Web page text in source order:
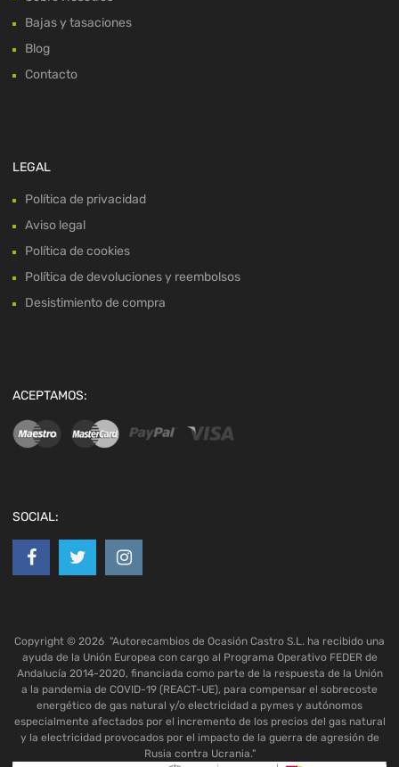
Bajas y tasaciones
Blog
Contacto
LEGAL
Política de privacidad
Aviso legal
Política de cookies
Política de devoluciones y reembolsos
Desistimiento de compra
ACEPTAMOS:
SOCIAL:
Copyright © 2026 "Autorecambios de Ocasión Castro S.L. ha recibido una
ayuda de la Unión Europea con cargo al Programa Operativo FEDER de
Andalucía 2014-2020, financiada como parte de la respuesta de la Unión
a la pandemia de COVID-19 (REACT-UE), para compensar el sobrecoste
energético de gas natural y/o electricidad a pymes y autónomos
especialmente afectados por el incremento de los precios del gas natural
y la electricidad provocados por el impacto de la guerra de agresión de
Rusia contra Ucrania."